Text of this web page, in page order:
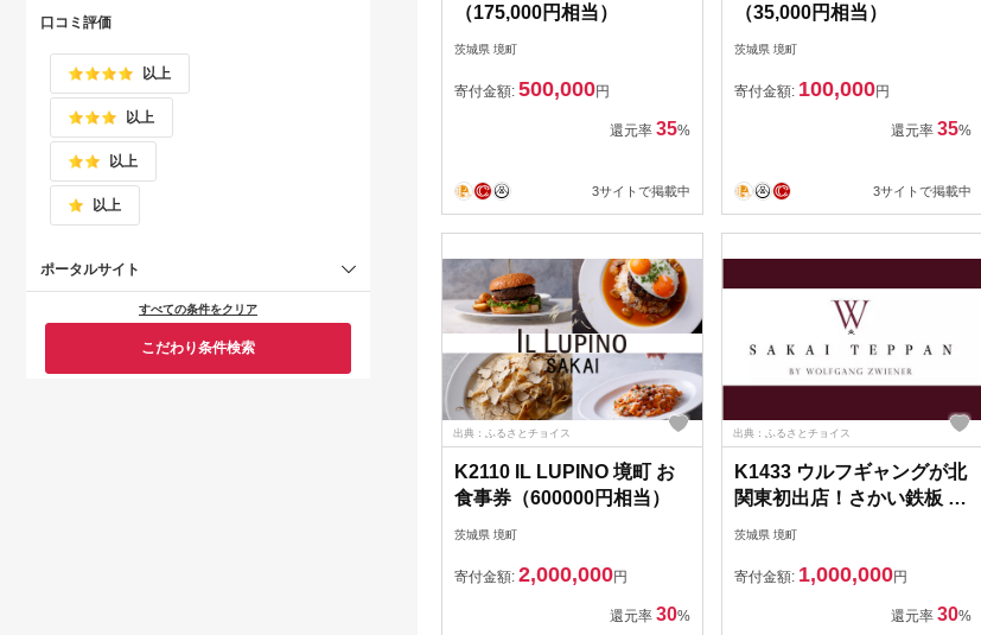
口コミ評価
以上
以上
以上
以上
ポータルサイト
すべての条件をクリア
こだわり条件検索
（175,000円相当）
茨城県 境町
寄付金額: 500,000円
還元率35%
3サイトで掲載中
（35,000円相当）
茨城県 境町
寄付金額: 100,000円
還元率 35%
3サイトで掲載中
出典：ふるさとチョイス
K2110 IL LUPINO 境町 お
食事券（600000円相当）
茨城県 境町
寄付金額: 2,000,000円
還元率30%
出典：ふるさとチョイス
K1433 ウルフギャングが北
関東初出店！さかい鉄板 by
ウルフギャング・ズウィナ
茨城県 境町
寄付金額: 1,000,000円
還元率 30%